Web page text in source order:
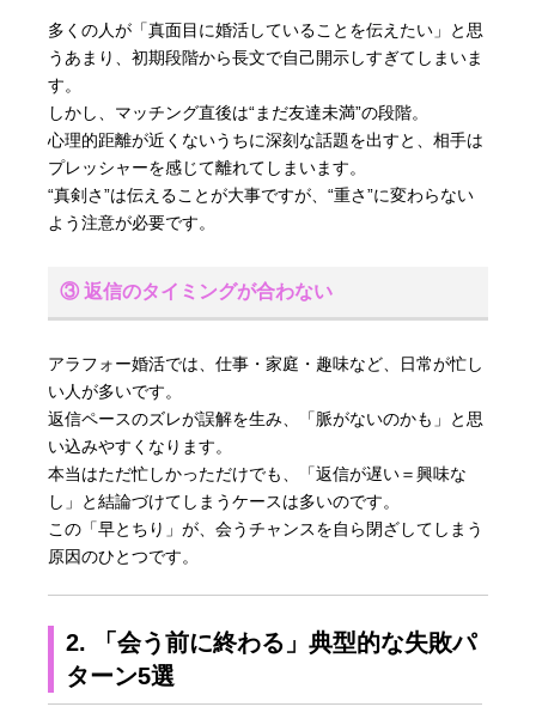
多くの人が「真面目に婚活していることを伝えたい」と思
うあまり、初期段階から長文で自己開示しすぎてしまいま
す。
しかし、マッチング直後は“まだ友達未満”の段階。
心理的距離が近くないうちに深刻な話題を出すと、相手は
プレッシャーを感じて離れてしまいます。
“真剣さ”は伝えることが大事ですが、“重さ”に変わらない
よう注意が必要です。
③ 返信のタイミングが合わない
アラフォー婚活では、仕事・家庭・趣味など、日常が忙し
い人が多いです。
返信ペースのズレが誤解を生み、「脈がないのかも」と思
い込みやすくなります。
本当はただ忙しかっただけでも、「返信が遅い＝興味な
し」と結論づけてしまうケースは多いのです。
この「早とちり」が、会うチャンスを自ら閉ざしてしまう
原因のひとつです。
2. 「会う前に終わる」典型的な失敗パ
ターン5選